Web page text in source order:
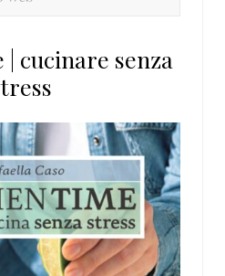
cucinare senza